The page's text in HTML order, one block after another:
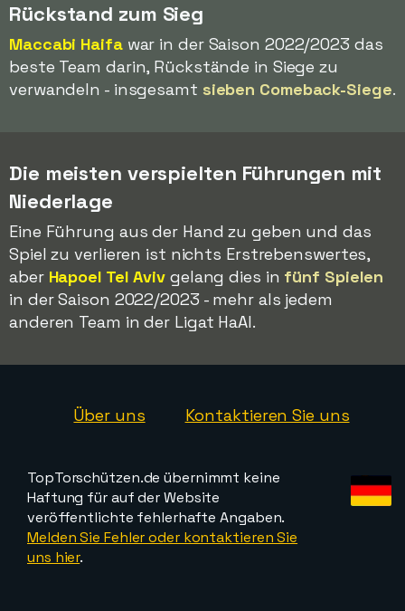
Rückstand zum Sieg
Maccabi Haifawar in der Saison 2022/2023 das
beste Team darin, Rückstände in Siege zu
verwandeln - insgesamt sieben Comeback-Siege.
Die meisten verspielten Führungen mit
Niederlage
Eine Führung aus der Hand zu geben und das
Spiel zu verlieren ist nichts Erstrebenswertes,
aber Hapoel Tel Aviv gelang dies in fünf Spielen
in der Saison 2022/2023 - mehr als jedem
anderen Team in der Ligat HaAl.
Über uns Kontaktieren Sie uns
TopTorschützen.de übernimmt keine
Haftung für auf der Website
veröffentlichte fehlerhafte Angaben.
Melden Sie Fehler oder kontaktieren Sie
uns hier.